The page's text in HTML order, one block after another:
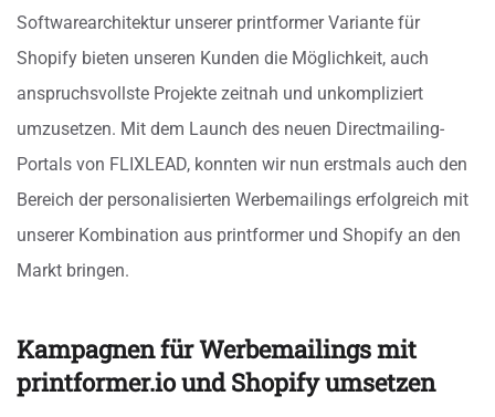
Softwarearchitektur unserer printformer Variante für
Shopify bieten unseren Kunden die Möglichkeit, auch
anspruchsvollste Projekte zeitnah und unkompliziert
umzusetzen. Mit dem Launch des neuen Directmailing-
Portals von FLIXLEAD, konnten wir nun erstmals auch den
Bereich der personalisierten Werbemailings erfolgreich mit
unserer Kombination aus printformer und Shopify an den
Markt bringen.
Kampagnen für Werbemailings mit
printformer.io und Shopify umsetzen